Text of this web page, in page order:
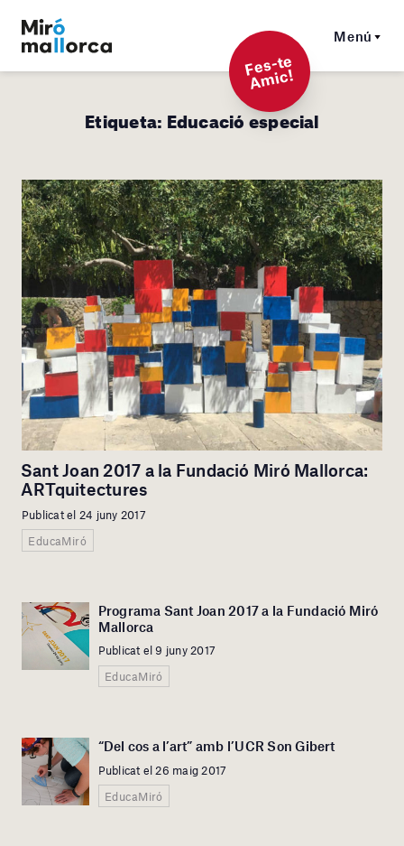
Menú
F
es-t
e
A
mi
c!
Etiqueta: Educació especial
Sant Joan 2017 a la Fundació Miró Mallorca:
ARTquitectures
Publicat el 24 juny 2017
EducaMiró
Programa Sant Joan 2017 a la Fundació Miró
Mallorca
Publicat el 9 juny 2017
EducaMiró
“Del cos a l’art” amb l’UCR Son Gibert
Publicat el 26 maig 2017
EducaMiró